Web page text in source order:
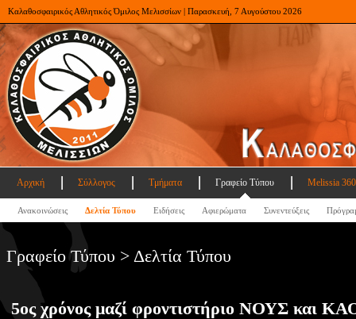
Καλαθοσφαιρικός Αθλητικός Όμιλος Μελισσίων | Παρασκευή, 7 Αυγούστου 2026
Αρχική Σύλλογος Τμήματα Γραφείο Τύπου Melissia
Ανακοινώσεις Δελτία Τύπου Ειδήσεις Αφιερώματα Συνεντεύξεις
Γραφείο Τύπου > Δελτία Τύπου
5ος χρόνος μαζί φροντιστήριο ΝΟΥΣ και